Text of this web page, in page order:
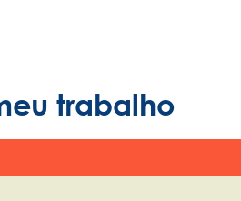
trabalho